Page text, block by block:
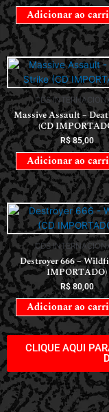
Adicionar ao
CDS
Massive Assault –
(CD
R$85,00
Adicionar ao
CDS
Destroyer 666 –
IMPORTADO)
R$80,00
Adicionar ao
CLIQUE AQUI